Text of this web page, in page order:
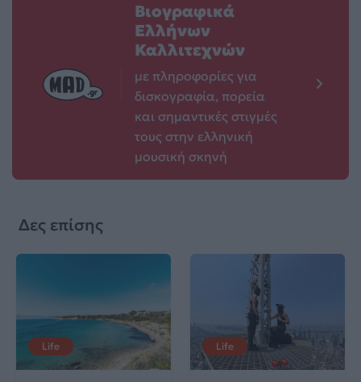
Βιογραφικά
Ελλήνων
Καλλιτεχνών
με πληροφορίες για
δισκογραφία, πορεία
και σημαντικές στιγμές
τους στην ελληνική
μουσική σκηνή
Δες επίσης
Life Life